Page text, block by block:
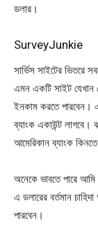
ডলার।
SurveyJunkie
সার্ভিস সাইটের
এমন একটি সাইট যেখান
ইনকাম করতে পারবেন।
ব্যাংক একাউন্ট
আমেরিকান ব্যাংক
অনেকে ভাবতে পারে
এ ডলারের বর্তমান
পারবেন।